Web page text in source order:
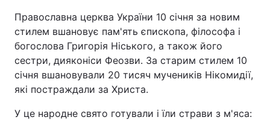
Православна церква України 10 січня за новим
стилем вшановує пам'ять єпископа, філософа і
богослова Григорія Ніського, а також його
сестри, дияконіси Феозви. За старим стилем 10
січня вшановували 20 тисяч мучеників Нікомидії,
які постраждали за Христа.
У це народне свято готували і їли страви з м'яса: